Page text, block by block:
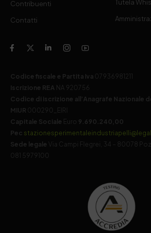
Contribuenti
Contatti
Tutela
Codice fiscale e Partita Iva 07936981211
Iscrizione REA NA 920756
Codice di iscrizione all’Anagrafe Nazionale
MIUR 000290_EIRI
Capitale Sociale Euro 9.690.240,00
Pec
Sede legale
Via Campi Flegrei, 34 – 80078
081 5979100